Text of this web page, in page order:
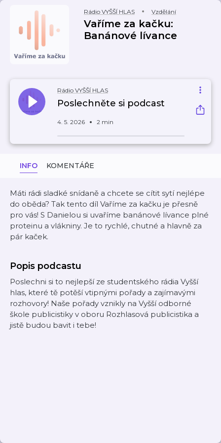
Rádio VYŠŠÍ HLAS Vzdělání
Vaříme za kačku:
Banánové lívance
Rádio VYŠŠÍ HLAS
Poslechněte si podcast
4. 5. 2026 2 min
INFO KOMENTÁŘE
Máti rádi sladké snídaně a chcete se cítit sytí nejlépe
do oběda? Tak tento díl Vaříme za kačku je přesně
pro vás! S Danielou si uvaříme banánové lívance plné
proteinu a vlákniny. Je to rychlé, chutné a hlavně za
pár kaček.
Popis podcastu
Poslechni si to nejlepší ze studentského rádia Vyšší
hlas, které tě potěší vtipnými pořady a zajímavými
rozhovory! Naše pořady vznikly na Vyšší odborné
škole publicistiky v oboru Rozhlasová publicistika a
jistě budou bavit i tebe!